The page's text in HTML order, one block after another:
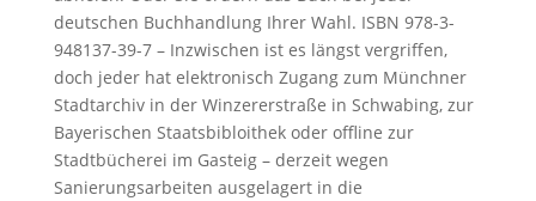
deutschen Buchhandlung Ihrer Wahl. ISBN 978-3-
948137-39-7 – Inzwischen ist es längst vergriffen,
doch jeder hat elektronisch Zugang zum Münchner
Stadtarchiv in der Winzererstraße in Schwabing, zur
Bayerischen Staatsbibloithek oder offline zur
Stadtbücherei im Gasteig – derzeit wegen
Sanierungsarbeiten ausgelagert in die